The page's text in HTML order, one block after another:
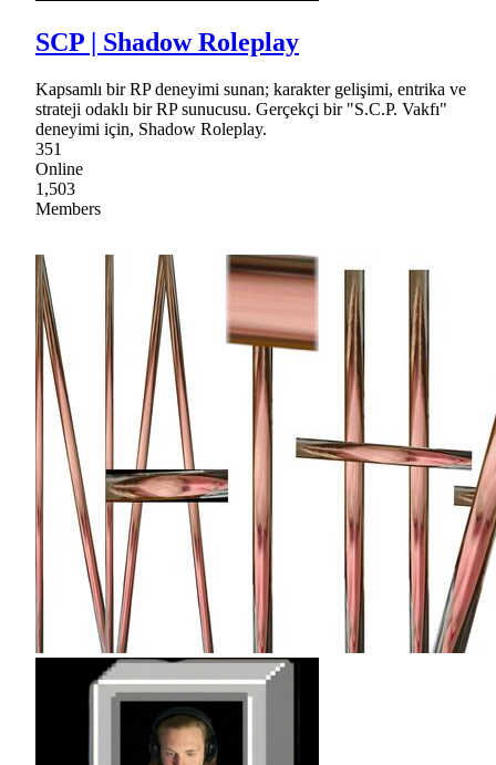
SCP | Shadow Roleplay
Kapsamlı bir RP deneyimi sunan; karakter gelişimi, entrika ve
strateji odaklı bir RP sunucusu. Gerçekçi bir "S.C.P. Vakfı"
deneyimi için, Shadow Roleplay.
351
Online
1,503
Members